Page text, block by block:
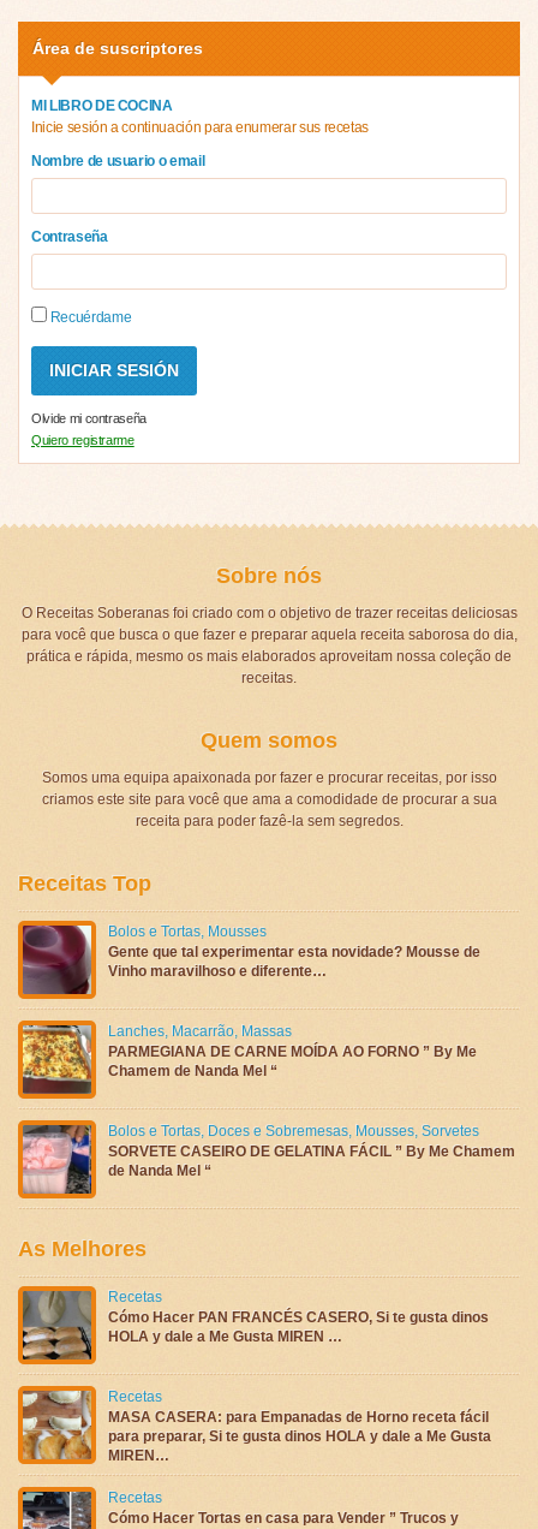
Área de suscriptores
MI LIBRO DE COCINA
Inicie sesión a continuación para enumerar sus recetas
Nombre de usuario o email
Contraseña
Recuérdame
Olvide mi contraseña
Quiero registrarme
Sobre nós
O Receitas Soberanas foi criado com o objetivo de trazer receitas deliciosas
para você que busca o que fazer e preparar aquela receita saborosa do dia,
prática e rápida, mesmo os mais elaborados aproveitam nossa coleção de
receitas.
Quem somos
Somos uma equipa apaixonada por fazer e procurar receitas, por isso
criamos este site para você que ama a comodidade de procurar a sua
receita para poder fazê-la sem segredos.
Receitas Top
Bolos e Tortas, Mousses
Gente que tal experimentar esta novidade? Mousse de
Vinho maravilhoso e diferente…
Lanches, Macarrão, Massas
PARMEGIANA DE CARNE MOÍDA AO FORNO ” By Me
Chamem de Nanda Mel “
Bolos e Tortas, Doces e Sobremesas, Mousses, Sorvetes
SORVETE CASEIRO DE GELATINA FÁCIL ” By Me Chamem
de Nanda Mel “
As Melhores
Recetas
Cómo Hacer PAN FRANCÉS CASERO, Si te gusta dinos
HOLA y dale a Me Gusta MIREN …
Recetas
MASA CASERA: para Empanadas de Horno receta fácil
para preparar, Si te gusta dinos HOLA y dale a Me Gusta
MIREN…
Recetas
Cómo Hacer Tortas en casa para Vender ” Trucos y